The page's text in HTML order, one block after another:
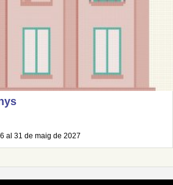
al 31 de maig de 2027